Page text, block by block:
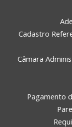
Cadastro
Câmara
Pagamento